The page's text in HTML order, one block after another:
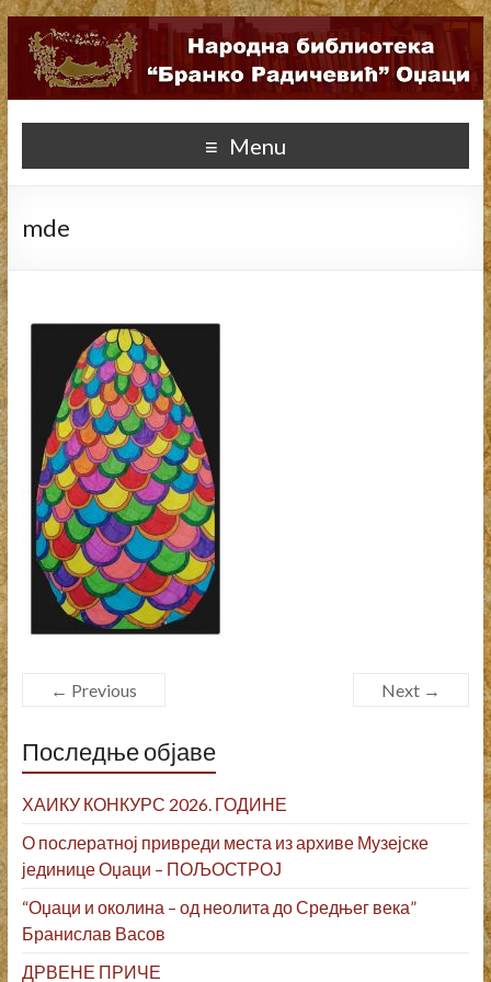
Menu
mde
← Previous Next →
Последње објаве
ХАИКУ КОНКУРС 2026. ГОДИНЕ
О послератној привреди места из архиве Музејске
јединице Оџаци – ПОЉОСТРОЈ
“Оџаци и околина – од неолита до Средњег века”
Бранислав Васов
ДРВЕНЕ ПРИЧЕ